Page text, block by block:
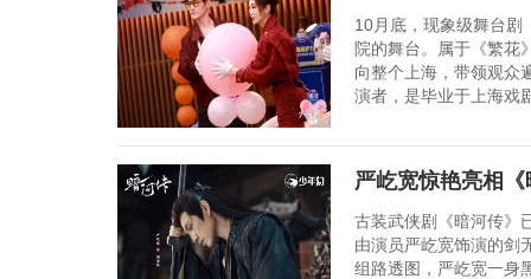
10月底，现象级舞台剧
院的舞台。属于《繁花
向整个上海，带领观众
演者，是毕业于上海戏
严屹宽惊艳亮相
古装武侠剧《暗河传》
由演员严屹宽饰演的剑
组路透图，严屹宽一身